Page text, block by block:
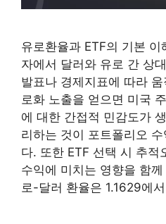
유로환율과 ETF의 기본
자에서 달러와 유로 간 상
발표나 경제지표에 따라
로화 노출을 얻으면 미국
에 대한 간접적 민감도가
리하는 것이 포트폴리오
다. 또한 ETF 선택 시 추적
수익에 미치는 영향을 함
로-달러 환율은 1.1629에